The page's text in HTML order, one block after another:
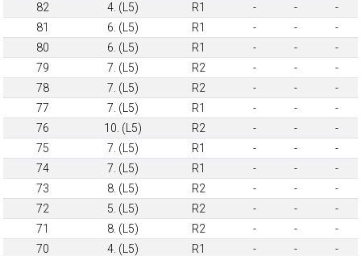
82
4. (L5) R1 - -
-
81
6. (L5) R1 - -
-
80
6. (L5) R1 - -
-
79
7. (L5) R2 - -
-
78
7. (L5) R2 - -
-
77
7. (L5) R1 - -
-
76
10. (L5) R2 - -
-
75
7. (L5) R1 - -
-
74
7. (L5) R1 - -
-
73
8. (L5) R2 - -
-
72
5. (L5) R2 - -
-
71
8. (L5) R2 - -
-
70
4. (L5) R1 - -
-